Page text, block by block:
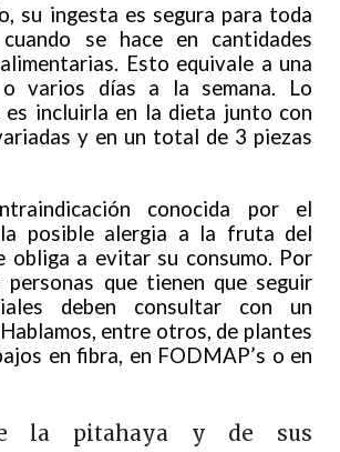
su ingesta es segura para toda
se hace en cantidades
Esto equivale a una
varios días a la semana. Lo
es incluirla en la dieta junto con
y en un total de 3 piezas
conocida por el
posible alergia a la fruta del
obliga a evitar su consumo. Por
que tienen que seguir
deben consultar con un
entre otros, de plantes
en fibra, en FODMAP’s o en
la pitahaya y de sus